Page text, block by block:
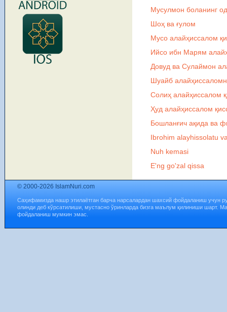
Мусулмон боланинг
Шоҳ ва ғулом
Мусо алайҳиссалом
Ийсо ибн Марям
Довуд ва Сулаймон
Шуайб
Солиҳ алайҳиссалом
Ҳуд алайҳиссалом
Бошланғич ақида ва
Ibrohim alayhissolatu
Nuh kemasi
E'ng go'zal qissa
© 2000-2026 IslamNuri.com
Саҳифамизда нашр этилаётган барча нарсалардан шахсий фойдаланиш учун
олинди деб кўрсатилиши, мустасно ўринларда бизга маълум қилиниши шарт.
фойдаланиш мумкин эмас.